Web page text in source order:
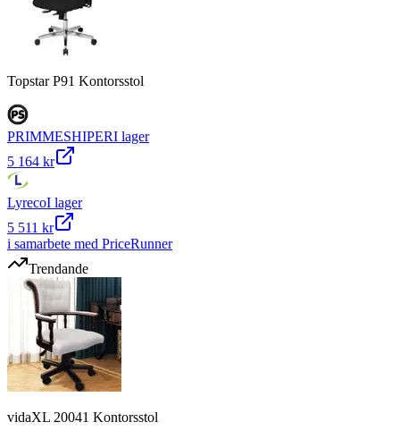
Topstar P91 Kontorsstol
PRIMMESHIPERI lager
5 164 kr
LyrecoI lager
5 511 kr
i samarbete med PriceRunner
Trendande
vidaXL 20041 Kontorsstol